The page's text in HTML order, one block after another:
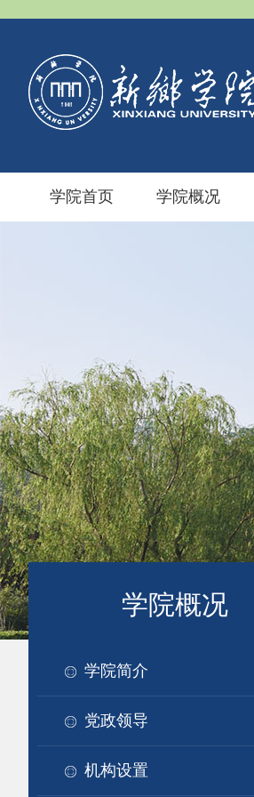
学院首页 学院概况
学院概况
学院简介
党政领导
机构设置